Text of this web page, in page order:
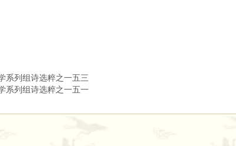
组诗选粹之一五三
列组诗选粹之一五一